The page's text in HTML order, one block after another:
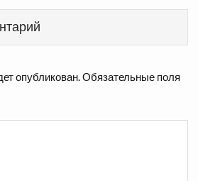
опубликован.Обязательные поля